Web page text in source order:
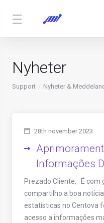
Nyheter
Support Nyheter &
28th november 2023
Informações
Prezado Cliente, É com
compartilho a boa
estatísticas no Centova
acesso a informações